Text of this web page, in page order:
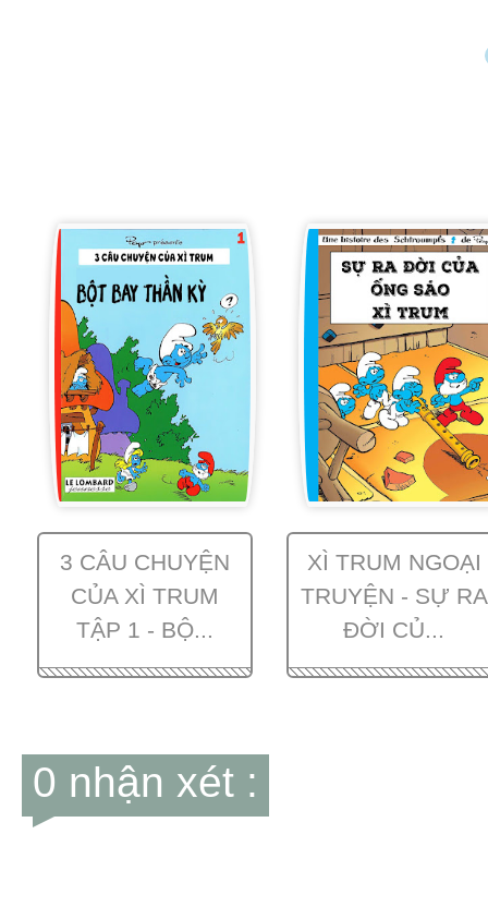
3 CÂU CHUYỆN
CỦA XÌ TRUM
TẬP 1 - BỘ...
XÌ TRUM NGOẠI
TRUYỆN - SỰ RA
ĐỜI CỦ...
0 nhận xét :